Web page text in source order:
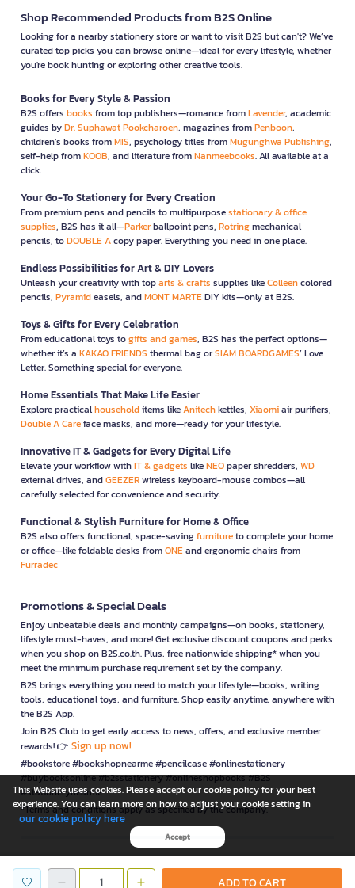
ADD TO CART
Shop Recommended Products from B2S Online
Looking for a nearby stationery store or want to visit B2S but can't? We’ve
curated top picks you can browse online—ideal for every lifestyle, whether
you're book hunting or exploring other creative tools.
Books for Every Style & Passion
B2S offers books from top publishers—romance fromLavender, academic
guides byDr. Suphawat Pookcharoen, magazines fromPenboon,
children’s books fromMIS, psychology titles fromMugunghwa Publishing,
self-help fromKOOB, and literature fromNanmeebooks. All available at a
click.
Your Go-To Stationery for Every Creation
From premium pens and pencils to multipurposestationary & office
supplies, B2S has it all—Parkerballpoint pens, Rotringmechanical
pencils, toDOUBLE Acopy paper. Everything you need in one place.
Endless Possibilities for Art & DIY Lovers
Unleash your creativity with toparts & crafts supplies likeColleencolored
pencils, Pyramideasels, andMONT MARTEDIY kits—only at B2S.
Toys & Gifts for Every Celebration
From educational toys togifts and games, B2S has the perfect options—
whether it’s a KAKAO FRIENDS thermal bag orSIAM BOARDGAMES’ Love
Letter. Something special for everyone.
Home Essentials That Make Life Easier
Explore practicalhouseholditems likeAnitechkettles, Xiaomiair purifiers,
Double A Careface masks, and more—ready for your lifestyle.
Innovative IT & Gadgets for Every Digital Life
Elevate your workflow withIT & gadgets likeNEOpaper shredders, WD
external drives, andGEEZERwireless keyboard-mouse combos—all
carefully selected for convenience and security.
Functional & Stylish Furniture for Home & Office
B2S also offers functional, space-savingfurnitureto complete your home
or office—like foldable desks fromONEand ergonomic chairs from
Furradec
Promotions & Special Deals
Enjoy unbeatable deals and monthly campaigns—on books, stationery,
lifestyle must-haves, and more! Get exclusive discount coupons and perks
when you shop on B2S.co.th. Plus, free nationwide shipping* when you
meet the minimum purchase requirement set by the company.
B2S brings everything you need to match your lifestyle—books, writing
tools, educational toys, and furniture. Shop easily anytime, anywhere with
the B2S App.
Join B2S Club to get early access to news, offers, and exclusive member
rewards! 👉 Sign up now!
#bookstore #bookshopnearme #pencilcase #onlinestationery
#buybooksonline #b2sstationery #onlineshopbooks #B2S
#stationerynearme
*Terms and conditions apply as specified by the company.
is a company operating under
This Website uses cookies. Please accept our cookie policy for your best
experience. You can learn more on how to adjust your cookie setting in
our cookie policy here
Accept